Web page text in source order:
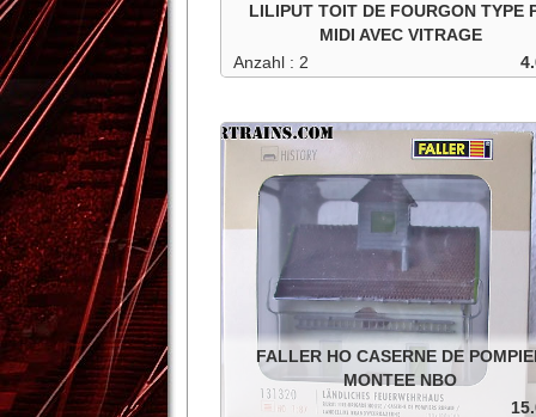
LILIPUT TOIT DE FOURGON TYPE
MIDI AVEC VITRAGE
Anzahl : 2
In den Warenkorb
- 1 +
Details
FALLER HO CASERNE DE
MONTEE NBO